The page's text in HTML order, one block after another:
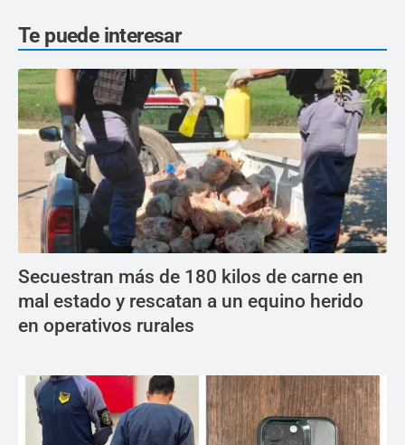
Te puede interesar
Secuestran más de 180 kilos de carne en
mal estado y rescatan a un equino herido
en operativos rurales